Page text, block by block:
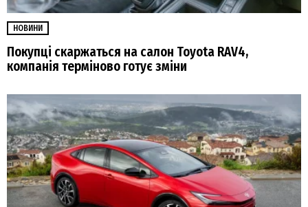
НОВИНИ
Покупці скаржаться на салон Toyota RAV4,
компанія терміново готує зміни